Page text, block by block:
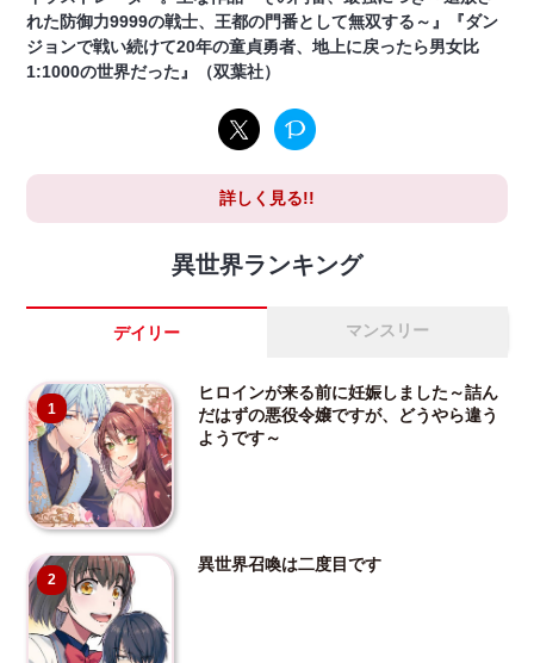
れた防御力9999の戦士、王都の門番として無双する～』『ダン
ジョンで戦い続けて20年の童貞勇者、地上に戻ったら男女比
1:1000の世界だった』（双葉社）
詳しく見る!!
異世界ランキング
デイリー マンスリー
1
ヒロインが来る前に妊娠しました～詰ん
だはずの悪役令嬢ですが、どうやら違う
ようです～
2
異世界召喚は二度目です